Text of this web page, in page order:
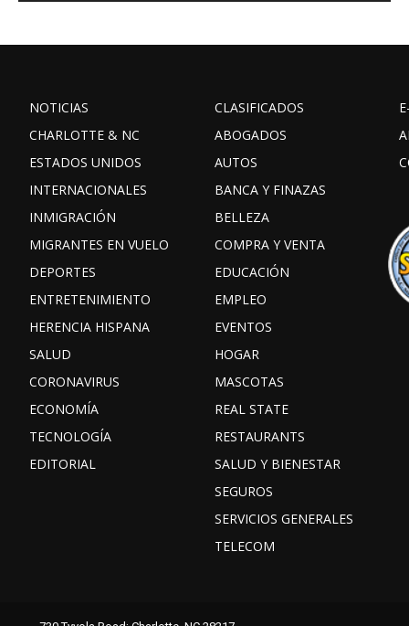
NOTICIAS
CHARLOTTE & NC
ESTADOS UNIDOS
INTERNACIONALES
INMIGRACIÓN
MIGRANTES EN VUELO
DEPORTES
ENTRETENIMIENTO
HERENCIA HISPANA
SALUD
CORONAVIRUS
ECONOMÍA
TECNOLOGÍA
EDITORIAL
CLASIFICADOS
ABOGADOS
AUTOS
BANCA Y FINAZAS
BELLEZA
COMPRA Y VENTA
EDUCACIÓN
EMPLEO
EVENTOS
HOGAR
MASCOTAS
REAL STATE
RESTAURANTS
SALUD Y BIENESTAR
SEGUROS
SERVICIOS GENERALES
TELECOM
Facebook Instagram